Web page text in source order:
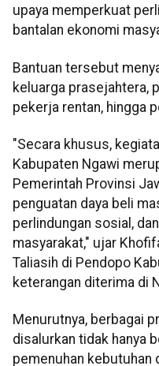
upaya memperkuat
bantalan ekonomi
Bantuan tersebut
keluarga prasejahtera,
pekerja rentan, hingga
"Secara khusus,
Kabupaten Ngawi
Pemerintah Provinsi
penguatan daya beli
perlindungan sosial,
masyarakat," ujar
Taliasih di Pendopo
keterangan diterima di
Menurutnya, berbagai
disalurkan tidak hanya
pemenuhan kebutuhan